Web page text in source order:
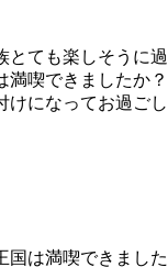
とても楽しそうに過
満喫できましたか？
けになってお過ごし
国は満喫できました